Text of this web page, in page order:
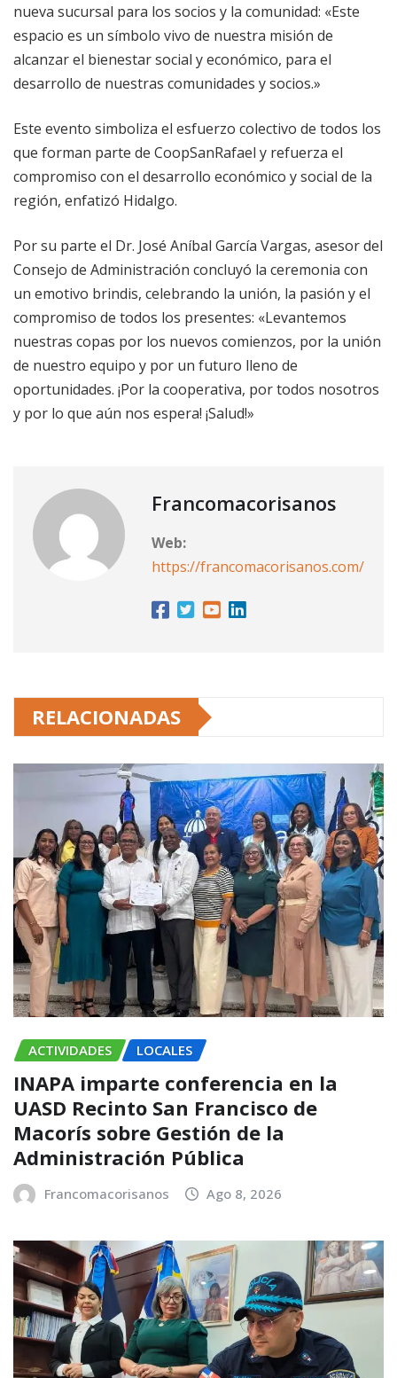
nueva sucursal para los socios y la comunidad: «Este
espacio es un símbolo vivo de nuestra misión de
alcanzar el bienestar social y económico, para el
desarrollo de nuestras comunidades y socios.»
Este evento simboliza el esfuerzo colectivo de todos los
que forman parte de CoopSanRafael y refuerza el
compromiso con el desarrollo económico y social de la
región, enfatizó Hidalgo.
Por su parte el Dr. José Aníbal García Vargas, asesor del
Consejo de Administración concluyó la ceremonia con
un emotivo brindis, celebrando la unión, la pasión y el
compromiso de todos los presentes: «Levantemos
nuestras copas por los nuevos comienzos, por la unión
de nuestro equipo y por un futuro lleno de
oportunidades. ¡Por la cooperativa, por todos nosotros
y por lo que aún nos espera! ¡Salud!»
Francomacorisanos
Web:
https://francomacorisanos.com/
RELACIONADAS
ACTIVIDADES LOCALES
INAPA imparte conferencia en la
UASD Recinto San Francisco de
Macorís sobre Gestión de la
Administración Pública
Francomacorisanos Ago 8, 2026